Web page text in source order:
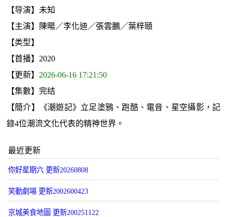
【导演】未知
【主演】陳暘／李化迪／張雲鵬／葉梓頤
【类型】
【首播】2020
【更新】 2026-06-16 17:21:50
【集數】完结
【簡介】《潮遊記》立足塗鴉、跑酷、電音、星空攝影，記
錄4位潮流文化代表的精神世界。
最近更新
你好星期六 更新20260808
笑動劇場 更新2002600423
京城美食地圖 更新200251122